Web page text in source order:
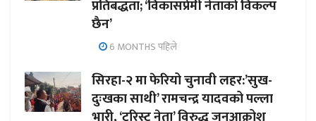
प्रतिबद्धता; ‘विकासप्रेमी नेताको विकल्प
छैन’
6 MONTHS पहिले
सिरहा-२ मा फेरियो चुनावी लहर:’सुख-
दुःखका साथी’ रामचन्द्र यादवको पल्ला